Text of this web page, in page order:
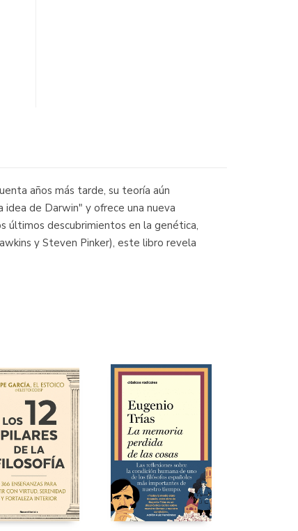
años más tarde, su teoría aún
idea de Darwin" y ofrece una nueva
últimos descubrimientos en la genética,
y Steven Pinker), este libro revela